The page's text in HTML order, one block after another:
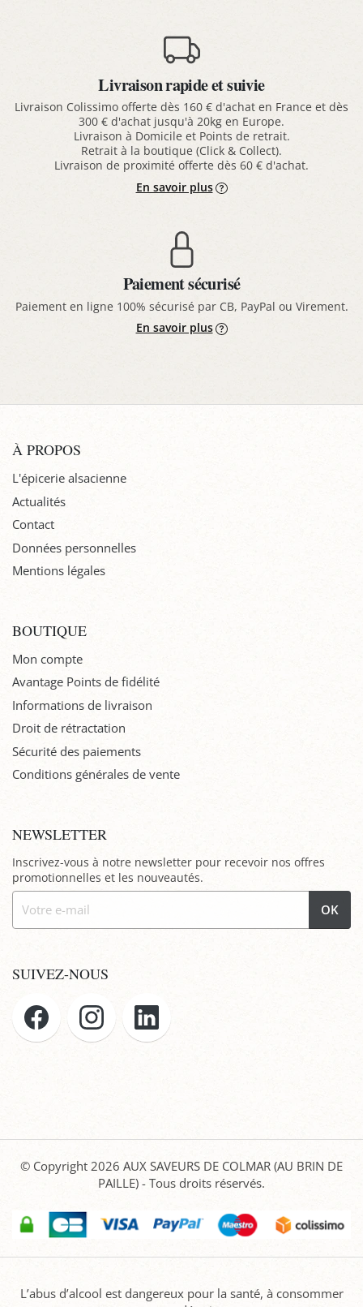
Livraison rapide et suivie
Livraison Colissimo offerte dès 160 € d'achat en France et dès
300 € d'achat jusqu'à 20kg en Europe.
Livraison à Domicile et Points de retrait.
Retrait à la boutique (Click & Collect).
Livraison de proximité offerte dès 60 € d'achat.
En savoir plus
Paiement sécurisé
Paiement en ligne 100% sécurisé par CB, PayPal ou Virement.
En savoir plus
À PROPOS
L'épicerie alsacienne
Actualités
Contact
Données personnelles
Mentions légales
BOUTIQUE
Mon compte
Avantage Points de fidélité
Informations de livraison
Droit de rétractation
Sécurité des paiements
Conditions générales de vente
NEWSLETTER
Inscrivez-vous à notre newsletter pour recevoir nos offres
promotionnelles et les nouveautés.
OK
SUIVEZ-NOUS
© Copyright 2026 AUX SAVEURS DE COLMAR (AU BRIN DE
PAILLE) - Tous droits réservés.
L’abus d’alcool est dangereux pour la santé, à consommer